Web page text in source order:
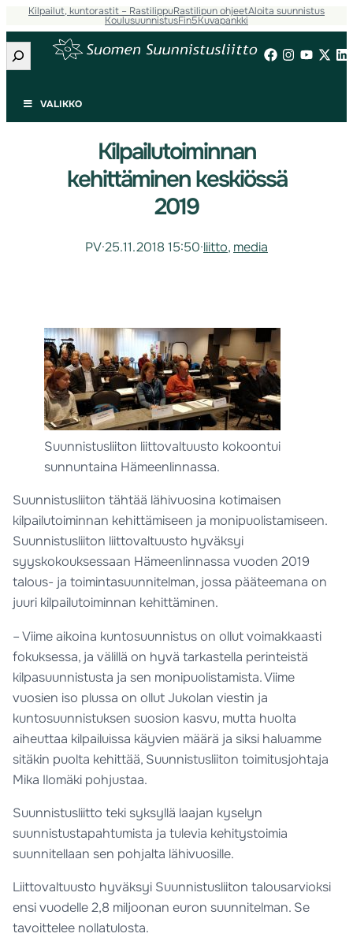
Kilpailut, kuntorastit – RastilippuRastilipun ohjeetAloita suunnistus
KoulusuunnistusFin5Kuvapankki
Etsi
VALIKKO
Kilpailutoiminnan
kehittäminen keskiössä
2019
PV·25.11.2018 15:50·liitto, media
Suunnistusliiton liittovaltuusto kokoontui
sunnuntaina Hämeenlinnassa.
Suunnistusliiton tähtää lähivuosina kotimaisen
kilpailutoiminnan kehittämiseen ja monipuolistamiseen.
Suunnistusliiton liittovaltuusto hyväksyi
syyskokouksessaan Hämeenlinnassa vuoden 2019
talous- ja toimintasuunnitelman, jossa pääteemana on
juuri kilpailutoiminnan kehittäminen.
– Viime aikoina kuntosuunnistus on ollut voimakkaasti
fokuksessa, ja välillä on hyvä tarkastella perinteistä
kilpasuunnistusta ja sen monipuolistamista. Viime
vuosien iso plussa on ollut Jukolan viestin ja
kuntosuunnistuksen suosion kasvu, mutta huolta
aiheuttaa kilpailuissa käyvien määrä ja siksi haluamme
sitäkin puolta kehittää, Suunnistusliiton toimitusjohtaja
Mika Ilomäki pohjustaa.
Suunnistusliitto teki syksyllä laajan kyselyn
suunnistustapahtumista ja tulevia kehitystoimia
suunnitellaan sen pohjalta lähivuosille.
Liittovaltuusto hyväksyi Suunnistusliiton talousarvioksi
ensi vuodelle 2,8 miljoonan euron suunnitelman. Se
tavoittelee nollatulosta.